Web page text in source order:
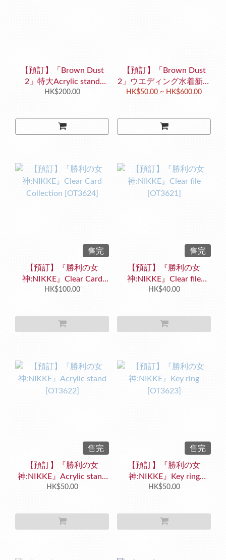
【預訂】「Brown Dust
2」特大Acrylic stand
[OT3626]
HK$200.00
【預訂】「Brown Dust
2」ウエディング水着新商
品 [OT3625]
HK$50.00 ~ HK$600.00
售完
【預訂】『勝利の女
神:NIKKE』Clear Card
Collection [OT3624]
HK$100.00
售完
【預訂】『勝利の女
神:NIKKE』Clear file
[OT3621]
HK$40.00
售完
【預訂】『勝利の女
神:NIKKE』Acrylic stand
[OT3622]
HK$50.00
售完
【預訂】『勝利の女
神:NIKKE』Key ring
[OT3623]
HK$50.00